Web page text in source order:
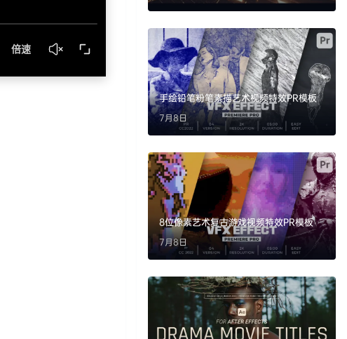
手绘铅笔粉笔素描艺术视频特效PR模板
7月8日
8位像素艺术复古游戏视频特效PR模板
7月8日